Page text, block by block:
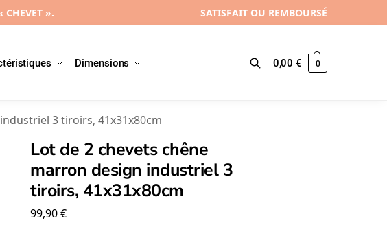
CHEVET ». SATISFAIT OU REMBOURSÉ
Dimensions
Recherche 0,00€ 0
3 tiroirs, 41x31x80cm
Lot de 2 chevets chêne
marron design industriel 3
tiroirs, 41x31x80cm
99,90€